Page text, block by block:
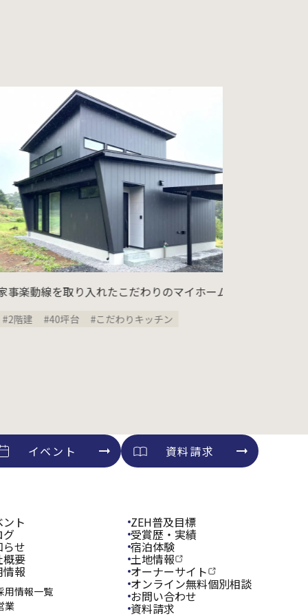
楽動線を取り入れたこだわりのマイホーム
建 #40坪台 #こだわりキッチン
イベント 資料請求
ト
グ
らせ
概要
情報
用情報一覧
業
ZEH普及目標
受賞歴・実績
宿泊体験
土地情報
オーナーサイト
オンライン無料個別相談
お問い合わせ
資料請求